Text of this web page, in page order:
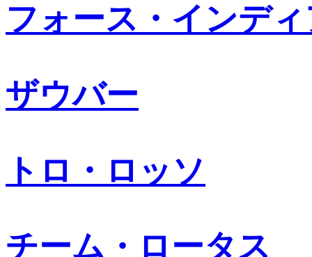
フォース・インデ
ザウバー
トロ・ロッソ
チーム・ロータス